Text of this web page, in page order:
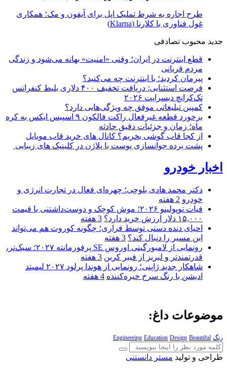
طرح اجاره به شرط تملیک اپل برای آیفون و مک؛ همکاری
غول فناوری با کلارنا (Klarna)
جدید محبوب تصادفی
قطع اینترنت در ایران؛ وقتی «امنیت» بهانه می‌شود و زندگی
مردم قربانی
پیرمان کردید؛ با اینترنت چه می‌کنید؟
فرصت استثنایی: دریافت تخفیف ۴۰۰ دلاری بلیط کنفرانس
تک‌کرانچ دیسراپت ۲۰۲۶
کمپین تبلیغاتی موفق چه ویژگی‌هایی دارد؟
برخورد قطعه غیرفعال راکت فالکون ۹ اسپیس ایکس به کره
ماه؛ زمان و جزئیات دقیق حادثه
از کجا قاب گوشی بخریم؟ کانال های خرید قاب موبایل
پشت پرده جوانسازی پوست با پلاژن در کلینیک های زیبایی
اخبار خودرو
دکتر محمد هادی بلوچی؛ چهره‌ای فعال در تجارت انرژی و
خودرو 2 هفته
فیات توپولینو ۲۰۲۶؛ موش کوچک و دوست‌داشتنی با قیمت
۱۵,۰۰۰ دلار ارزش خرید دارد؟
3 هفته
احیای دنده دستی توسط فراری؛ چگونه کوروت هم می‌تواند
این مسیر را دنبال کند؟ 3 هفته
رونمایی از لامبورگینی اوروس SE پرفورمانته ۲۰۲۷؛ سبک‌تر،
قدرتمندتر و لبریز از فیبر کربن 3 هفته
شاهکار جدید ژاپنی؛ رونمایی از هوندا پرلود ۲۰۲۷ لیمیتد
ادیشن با رنگ سرخ خیره‌کننده 4 هفته
موضوعات داغ:
رنگ Engineering Education Design Beautiful
طراحی و تولید مستر دانستنی